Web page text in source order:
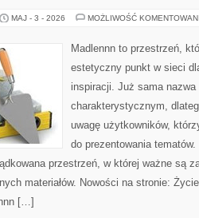
MAJ - 3 - 2026 MOŻLIWOŚĆ
Madlennn to przestrzeń,
estetyczny punkt w sieci
inspiracji. Już sama
charakterystycznym,
uwagę użytkowników,
do prezentowania
przestrzeń, w której ważne są
materiałów. Nowości na stronie:
[…]